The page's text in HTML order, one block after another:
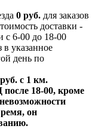
0 руб. для заказов
доставки -
с 6-00 до 18-00
в указанное
день по
с 1 км.
18-00, кроме
он